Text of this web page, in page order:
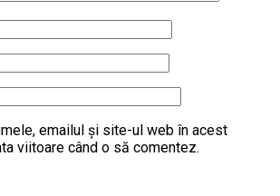
emailul și site-ul web în acest
viitoare când o să comentez.